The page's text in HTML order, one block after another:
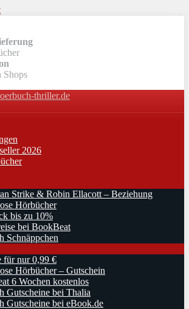
Shops
thriller.de
2026
Strike & Robin Ellacott – Beziehung
Hörbücher
bis zu 10%
bei BookBeat
Schnäppchen
für nur 0,99 €
Hörbücher – Gutschein
6 Wochen kostenlos
Gutscheine bei Thalia
Gutscheine bei eBook.de